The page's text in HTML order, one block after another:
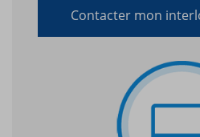
Contacter mon